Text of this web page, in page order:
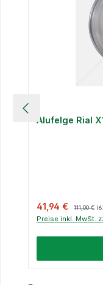
Alufelge Rial
Verkaufspreis:
41,94 € 111,00 €
Preise inkl. MwSt.